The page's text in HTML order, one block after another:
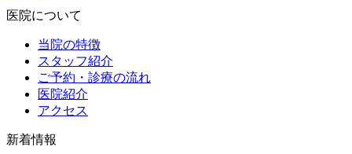
医院について
当院の特徴
スタッフ紹介
ご予約・診療の流れ
医院紹介
アクセス
新着情報